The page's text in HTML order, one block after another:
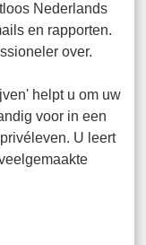
Nederlands
en rapporten.
over.
helpt u om uw
voor in een
U leert